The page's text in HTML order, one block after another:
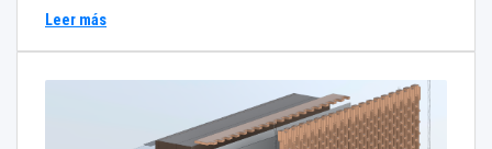
revestimiento de lamas de madera, elevado aislamiento
térmico y acústico y control solar con filtros textiles y
Leer más